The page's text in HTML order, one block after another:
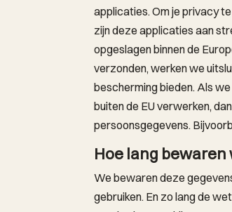
applicaties. Om je privacy
zijn deze applicaties aan
opgeslagen binnen de
verzonden, werken we
bescherming bieden. Als
buiten de EU verwerken,
persoonsgegevens.
Hoe lang bewaren
We bewaren deze
gebruiken. En zo lang de